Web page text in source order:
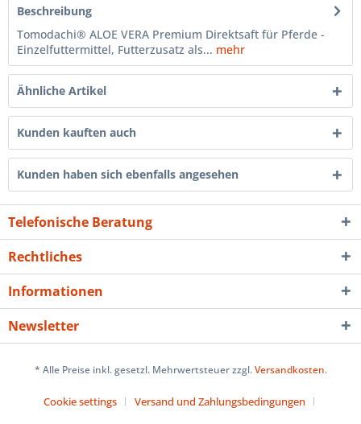
Beschreibung
Tomodachi® ALOE VERA Premium Direktsaft für Pferde -
Einzelfuttermittel, Futterzusatz als... mehr
Ähnliche Artikel
Kunden kauften auch
Kunden haben sich ebenfalls angesehen
Telefonische Beratung
Rechtliches
Informationen
Newsletter
* Alle Preise inkl. gesetzl. Mehrwertsteuer zzgl.Versandkosten.
Cookie settings
Versand und Zahlungsbedingungen